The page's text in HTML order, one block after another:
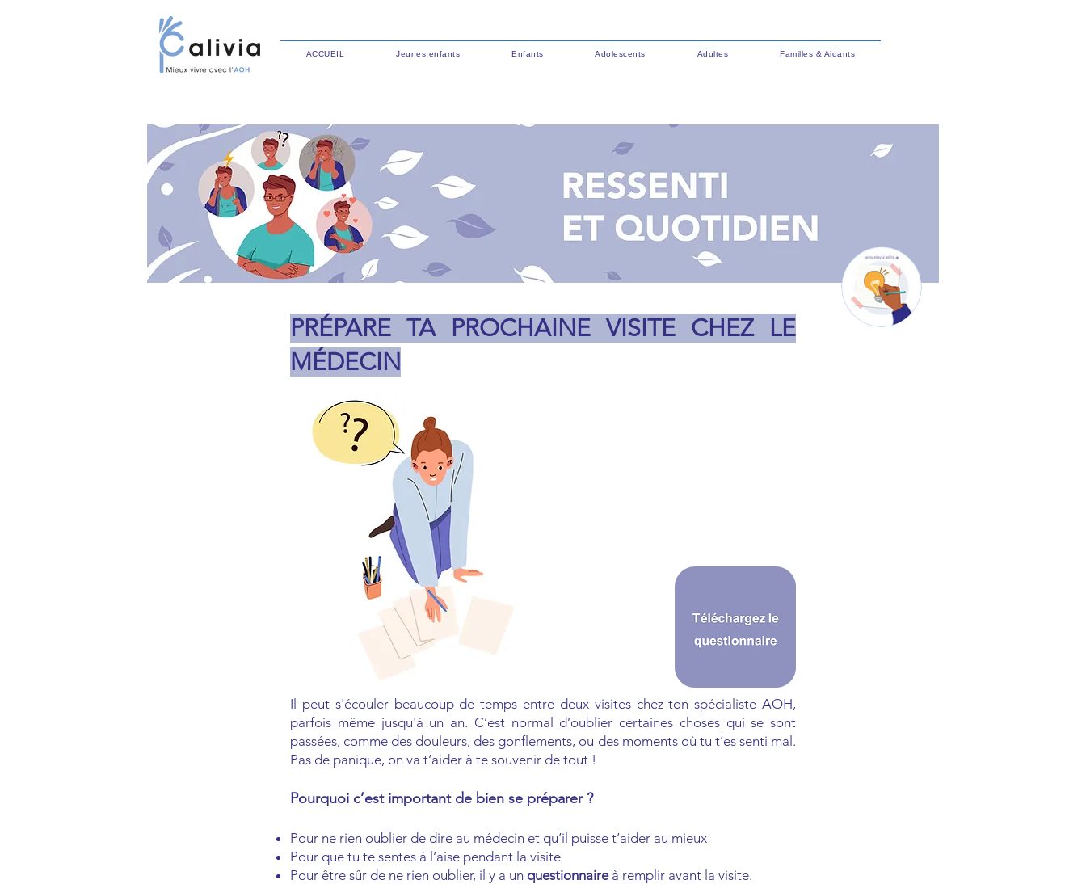
ACCUEIL Jeunes enfants Enfants Adolescents Adultes Familles & Aidants
PRÉPARE TA PROCHAINE VISITE CHEZ LE
MÉDECIN
Il peut s'écouler beaucoup de temps entre deux visites chez ton spécialiste AOH,
parfois même jusqu'à un an. C’est normal d’oublier certaines choses qui se sont
passées, comme des douleurs, des gonflements, ou des moments où tu t’es senti mal.
Pas de panique, on va t’aider à te souvenir de tout !
Pourquoi c’est important de bien se préparer ?
Pour ne rien oublier de dire au médecin et qu’il puisse t’aider au mieux
Pour que tu te sentes à l’aise pendant la visite
Pour être sûr de ne rien oublier, il y a un questionnaire à remplir avant la visite.